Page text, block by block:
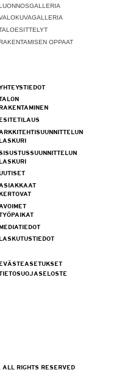
OPPAAT
ARKKITEHTISUUNNITTELUN
ASIAKKAAT
AVOIMET
ALL RIGHTS RESERVED